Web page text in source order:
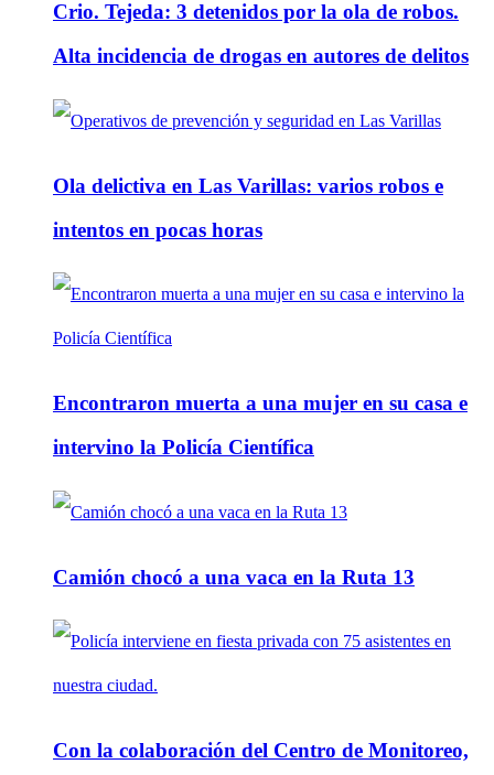
Crio. Tejeda: 3 detenidos por la ola de robos.
Alta incidencia de drogas en autores de delitos
Ola delictiva en Las Varillas: varios robos e
intentos en pocas horas
Encontraron muerta a una mujer en su casa e
intervino la Policía Científica
Camión chocó a una vaca en la Ruta 13
Con la colaboración del Centro de Monitoreo,